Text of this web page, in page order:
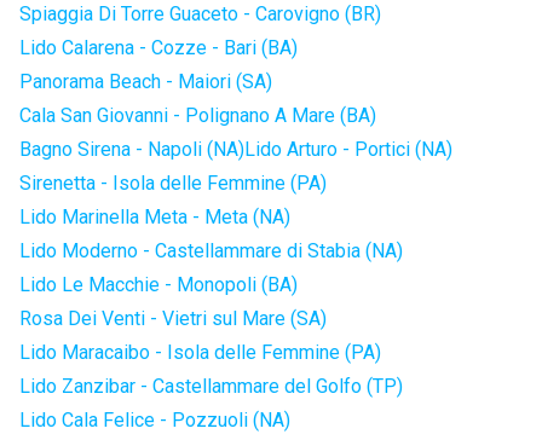
Spiaggia Di Torre Guaceto - Carovigno (BR)
Lido Calarena - Cozze - Bari (BA)
Panorama Beach - Maiori (SA)
Cala San Giovanni - Polignano A Mare (BA)
Bagno Sirena - Napoli (NA)Lido Arturo - Portici (NA)
Sirenetta - Isola delle Femmine (PA)
Lido Marinella Meta - Meta (NA)
Lido Moderno - Castellammare di Stabia (NA)
Lido Le Macchie - Monopoli (BA)
Rosa Dei Venti - Vietri sul Mare (SA)
Lido Maracaibo - Isola delle Femmine (PA)
Lido Zanzibar - Castellammare del Golfo (TP)
Lido Cala Felice - Pozzuoli (NA)